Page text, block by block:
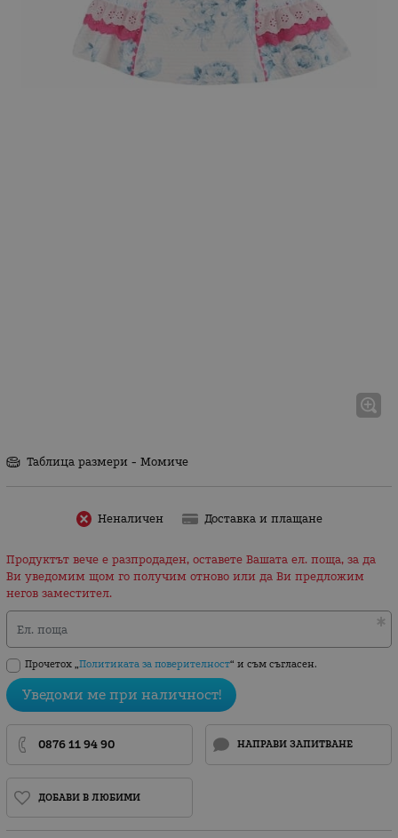
Таблица размери - Момиче
Неналичен Доставка и плащане
Продуктът вече е разпродаден, оставете Вашата ел. поща, за да
Ви уведомим щом го получим отново или да Ви предложим
негов заместител.
Ел. поща
Прочетох „Политиката за поверителност“ и съм съгласен.
Уведоми ме при наличност!
0876 11 94 90 НАПРАВИ ЗАПИТВАНЕ
ДОБАВИ В ЛЮБИМИ